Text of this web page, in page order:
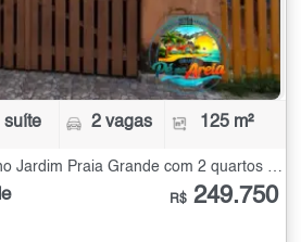
suíte 2 vagas 125 m²
R$ 249.750